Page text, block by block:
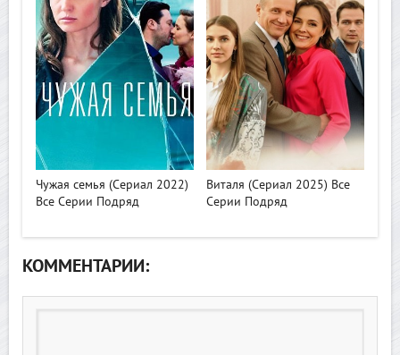
>
Чужая семья (Сериал 2022)
Все Серии Подряд
>
Виталя (Сериал 2025) Все
Серии Подряд
КОММЕНТАРИИ: